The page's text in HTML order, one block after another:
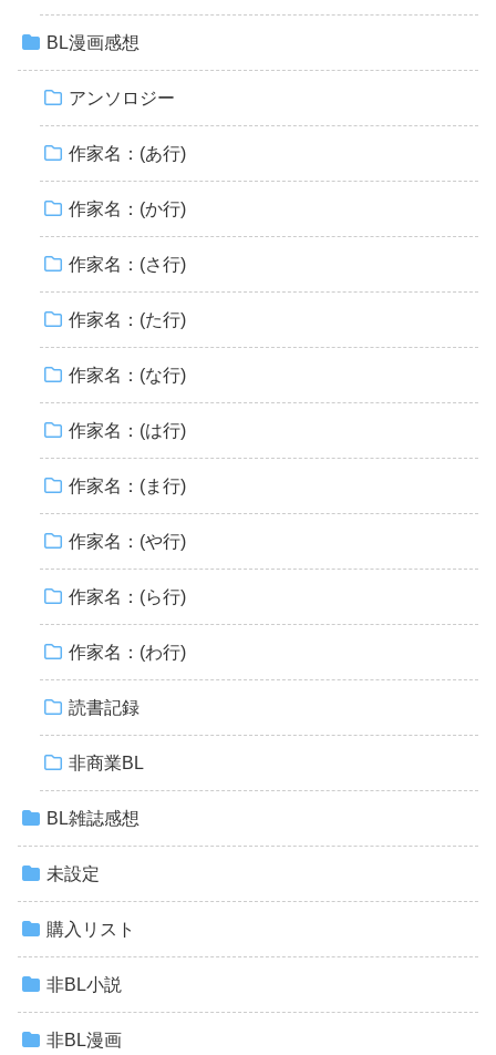
BL漫画感想
アンソロジー
作家名：(あ行)
作家名：(か行)
作家名：(さ行)
作家名：(た行)
作家名：(な行)
作家名：(は行)
作家名：(ま行)
作家名：(や行)
作家名：(ら行)
作家名：(わ行)
読書記録
非商業BL
BL雑誌感想
未設定
購入リスト
非BL小説
非BL漫画